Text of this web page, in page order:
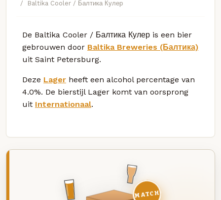
Baltika Cooler / Балтика Кулер
De Baltika Cooler / Балтика Кулер is een bier
gebrouwen door Baltika Breweries (Балтика)
uit Saint Petersburg.
Deze Lager heeft een alcohol percentage van
4.0%. De bierstijl Lager komt van oorsprong
uit Internationaal.
MATCH